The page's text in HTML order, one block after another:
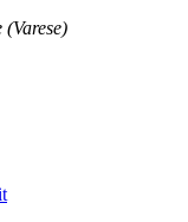
(Varese)